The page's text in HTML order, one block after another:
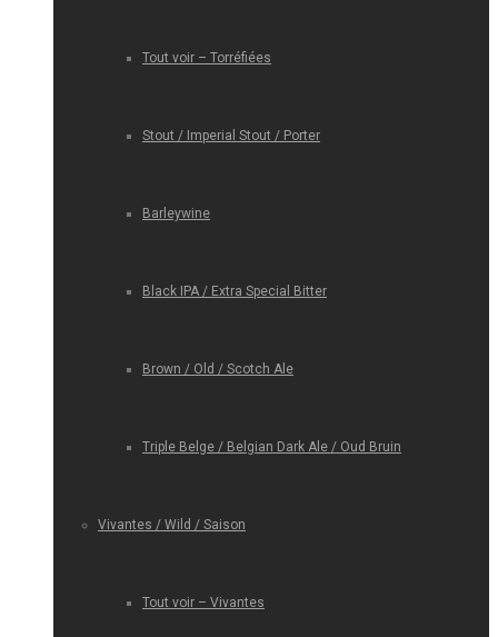
Tout voir – Torréfiées
Stout / Imperial Stout / Porter
Barleywine
Black IPA / Extra Special Bitter
Brown / Old / Scotch Ale
Triple Belge / Belgian Dark Ale / Oud Bruin
Vivantes / Wild / Saison
Tout voir – Vivantes